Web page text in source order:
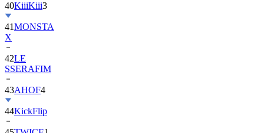
40KiiiKiii3
41MONSTA
X
42LE
SSERAFIM
43AHOF4
44KickFlip